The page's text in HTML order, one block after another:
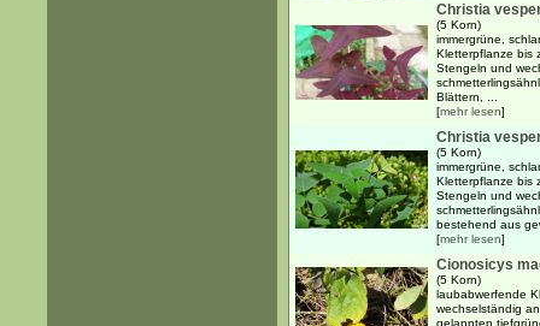
Christia
(5 Korn)
immergrüne,
Kletterpflanze bis
Stengeln und
Blättern, ...
[mehr lesen]
Christia
(5 Korn)
immergrüne,
Kletterpflanze bis
Stengeln und
bestehend aus
[mehr lesen]
Cionosicys
(5 Korn)
laubabwerfende
wechselständig
gelappten